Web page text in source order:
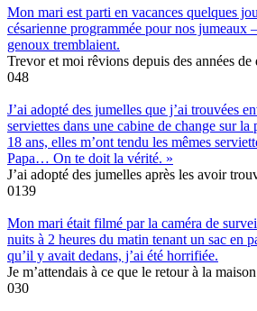
Mon mari est parti en vacances quelques
césarienne programmée pour nos jumeaux
genoux tremblaient.
Trevor et moi rêvions depuis des années de
048
J’ai adopté des jumelles que j’ai trouvées
serviettes dans une cabine de change sur
18 ans, elles m’ont tendu les mêmes
Papa… On te doit la vérité. »
J’ai adopté des jumelles après les avoir
0139
Mon mari était filmé par la caméra de
nuits à 2 heures du matin tenant un sac en
qu’il y avait dedans, j’ai été horrifiée.
Je m’attendais à ce que le retour à la maison
030